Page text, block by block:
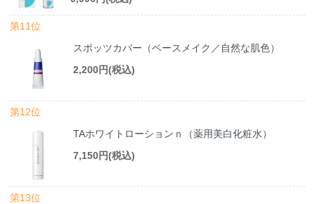
第11位
スポッツカバー（ベースメイク／自然な肌色）
2,200円(税込)
第12位
TAホワイトローションｎ（薬用美白化粧水）
7,150円(税込)
第13位